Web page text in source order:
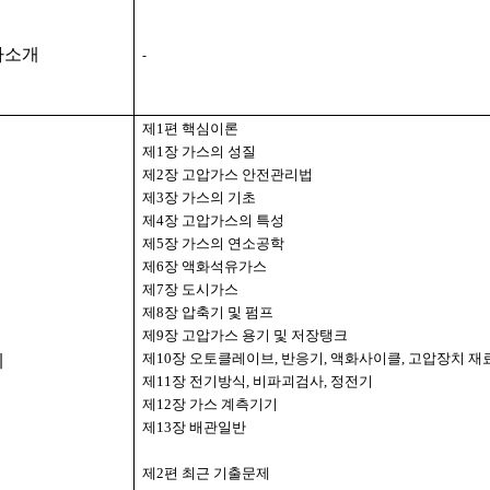
개 -
제 1편 핵심이론
제 1장 가스의 성질
제2장 고압가스 안전관리법
제3장 가스의 기초
제4장 고압가스의 특성
제5장 가스의 연소공학
제6장 액화석유가스
제7장 도시가스
제8장 압축기 및 펌프
제9장 고압가스 용기 및 저장탱크
제 10장 오토클레이브, 반응기, 액화사이클, 고압장치 재
제 11장 전기방식, 비파괴검사, 정전기
제 12장 가스 계측기기
제 13장 배관일반
제2편 최근 기출문제